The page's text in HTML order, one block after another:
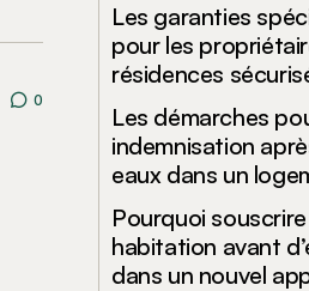
0
Les garanties
pour les
résidences
Les démarches
indemnisation
eaux dans un
Pourquoi
habitation avant
dans un nouvel